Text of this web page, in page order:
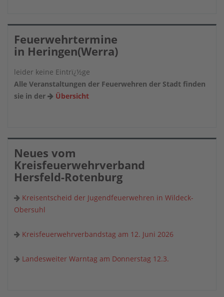
Feuerwehrtermine
in Heringen(Werra)
leider keine Eintrï¿½ge
Alle Veranstaltungen der Feuerwehren der Stadt finden
sie in der
Übersicht
Neues vom
Kreisfeuerwehrverband
Hersfeld-Rotenburg
Kreisentscheid der Jugendfeuerwehren in Wildeck-
Obersuhl
Kreisfeuerwehrverbandstag am 12. Juni 2026
Landesweiter Warntag am Donnerstag 12.3.